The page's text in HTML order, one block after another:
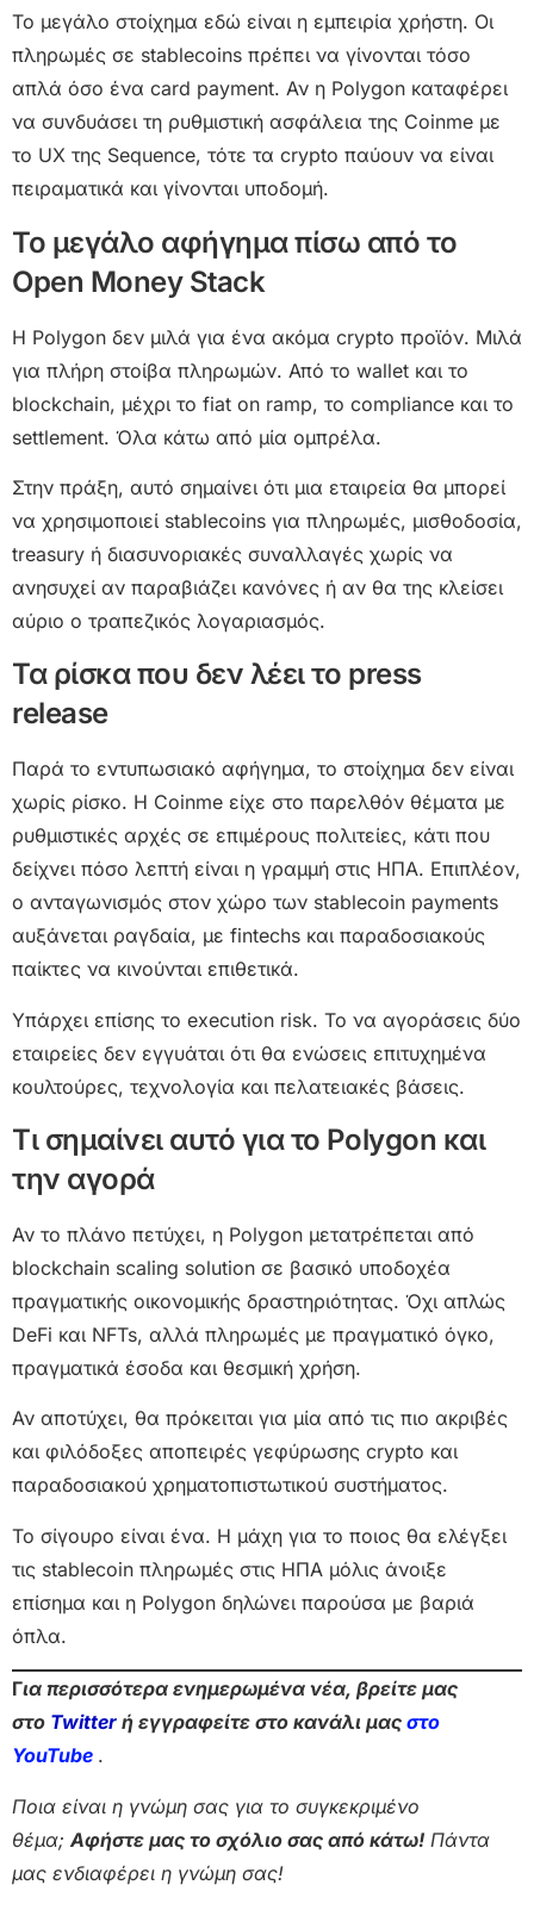
Το μεγάλο στοίχημα εδώ είναι η εμπειρία χρήστη. Οι
πληρωμές σε stablecoins πρέπει να γίνονται τόσο
απλά όσο ένα card payment. Αν η Polygon καταφέρει
να συνδυάσει τη ρυθμιστική ασφάλεια της Coinme με
το UX της Sequence, τότε τα crypto παύουν να είναι
πειραματικά και γίνονται υποδομή.
Το μεγάλο αφήγημα πίσω από το
Open Money Stack
Η Polygon δεν μιλά για ένα ακόμα crypto προϊόν. Μιλά
για πλήρη στοίβα πληρωμών. Από το wallet και το
blockchain, μέχρι το fiat on ramp, το compliance και το
settlement. Όλα κάτω από μία ομπρέλα.
Στην πράξη, αυτό σημαίνει ότι μια εταιρεία θα μπορεί
να χρησιμοποιεί stablecoins για πληρωμές, μισθοδοσία,
treasury ή διασυνοριακές συναλλαγές χωρίς να
ανησυχεί αν παραβιάζει κανόνες ή αν θα της κλείσει
αύριο ο τραπεζικός λογαριασμός.
Τα ρίσκα που δεν λέει το press
release
Παρά το εντυπωσιακό αφήγημα, το στοίχημα δεν είναι
χωρίς ρίσκο. Η Coinme είχε στο παρελθόν θέματα με
ρυθμιστικές αρχές σε επιμέρους πολιτείες, κάτι που
δείχνει πόσο λεπτή είναι η γραμμή στις ΗΠΑ. Επιπλέον,
ο ανταγωνισμός στον χώρο των stablecoin payments
αυξάνεται ραγδαία, με fintechs και παραδοσιακούς
παίκτες να κινούνται επιθετικά.
Υπάρχει επίσης το execution risk. Το να αγοράσεις δύο
εταιρείες δεν εγγυάται ότι θα ενώσεις επιτυχημένα
κουλτούρες, τεχνολογία και πελατειακές βάσεις.
Τι σημαίνει αυτό για το Polygon και
την αγορά
Αν το πλάνο πετύχει, η Polygon μετατρέπεται από
blockchain scaling solution σε βασικό υποδοχέα
πραγματικής οικονομικής δραστηριότητας. Όχι απλώς
DeFi και NFTs, αλλά πληρωμές με πραγματικό όγκο,
πραγματικά έσοδα και θεσμική χρήση.
Αν αποτύχει, θα πρόκειται για μία από τις πιο ακριβές
και φιλόδοξες αποπειρές γεφύρωσης crypto και
παραδοσιακού χρηματοπιστωτικού συστήματος.
Το σίγουρο είναι ένα. Η μάχη για το ποιος θα ελέγξει
τις stablecoin πληρωμές στις ΗΠΑ μόλις άνοιξε
επίσημα και η Polygon δηλώνει παρούσα με βαριά
όπλα.
Για περισσότερα ενημερωμένα νέα, βρείτε μας
στο Twitter ή εγγραφείτε στο κανάλι μας στο
YouTube .
Ποια είναι η γνώμη σας για το συγκεκριμένο
θέμα; Αφήστε μας το σχόλιο σας από κάτω! Πάντα
μας ενδιαφέρει η γνώμη σας!